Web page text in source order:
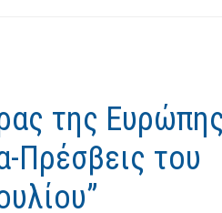
της
Πρέσβεις του